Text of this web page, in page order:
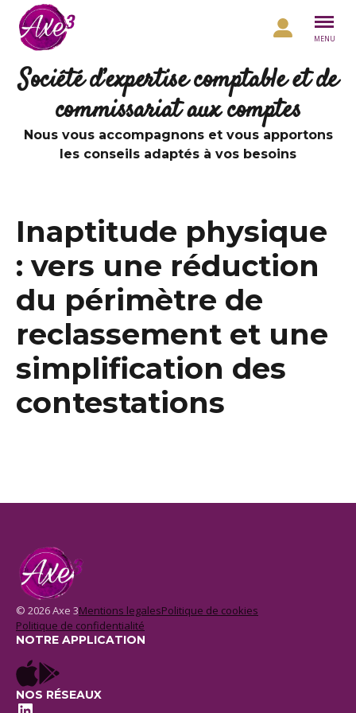
Aller au contenu
MENU
Société d’expertise comptable et de
commissariat aux comptes
Nous vous accompagnons et vous apportons
les conseils adaptés à vos besoins
Inaptitude physique
: vers une réduction
du périmètre de
reclassement et une
simplification des
contestations
© 2026 Axe 3Mentions legalesPolitique de cookies
Politique de confidentialité
NOTRE APPLICATION
NOS RÉSEAUX